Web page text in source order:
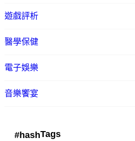
遊戲評析
醫學保健
電子娛樂
音樂饗宴
#hashTags